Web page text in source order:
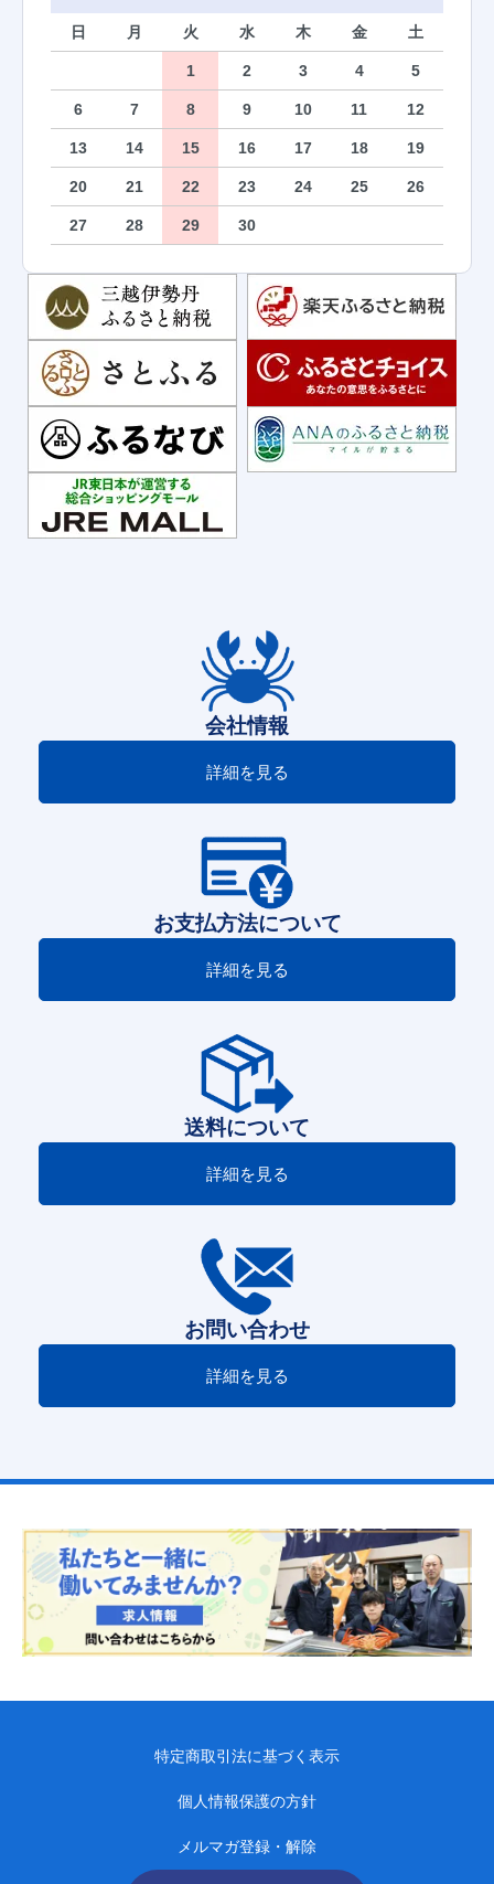
日 月 火 水 木 金 土
1 2 3 4 5
6 7 8 9 10 11 12
13 14 15 16 17 18 19
20 21 22 23 24 25 26
27 28 29 30
会社情報
詳細を見る
お支払方法について
詳細を見る
送料について
詳細を見る
お問い合わせ
詳細を見る
特定商取引法に基づく表示
個人情報保護の方針
メルマガ登録・解除